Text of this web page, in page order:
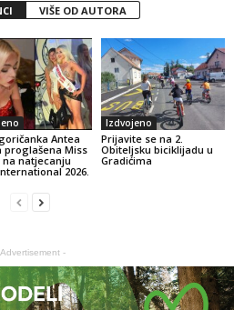
VIŠE OD AUTORA
Antea
proglašena Miss
na natjecanju
2026.
Izdvojeno
Prijavite se na 2.
Obiteljsku biciklijadu u
Gradićima
-